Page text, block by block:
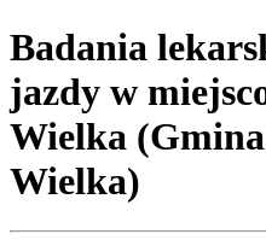
Badania
jazdy w
Wielka
Wielka)